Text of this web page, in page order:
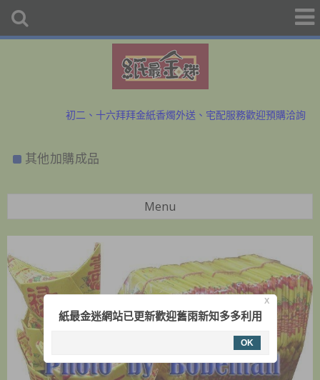
初二、十六拜拜金紙香燭外送、宅配服務歡迎預購洽詢
初二、十六拜拜金紙香燭外送、宅配服務歡迎預購洽詢
其他加購成品
Menu
X
紙最金迷網站已更新歡迎舊雨新知多多利用
OK